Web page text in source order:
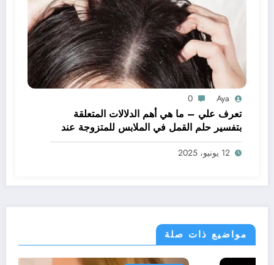
Aya
0
تعرف علي – ما هي أهم الدلالات المتعلقة
بتفسير حلم القمل في الملابس للمتزوجة عند
ابن سيرين؟ – بالتفصيل
12 يونيو، 2025
مواضيع ذات صلة